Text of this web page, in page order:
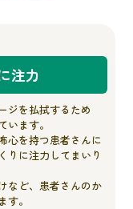
注力
ジを払拭するため
ます。
心を持つ患者さんに
りに注力してまいり
など、患者さんのか
。